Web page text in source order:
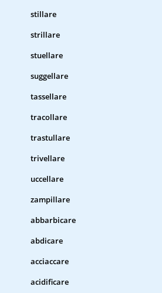
stillare
strillare
stuellare
suggellare
tassellare
tracollare
trastullare
trivellare
uccellare
zampillare
abbarbicare
abdicare
acciaccare
acidificare